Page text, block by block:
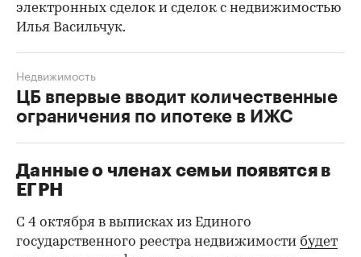
электронных сделок и сделок с недвижимостью
Илья Васильчук.
ЦБ впервые вводит количественные
ограничения по ипотеке в ИЖС
Недвижимость
Данные о членах семьи появятся в
ЕГРН
С 4 октября в выписках из Единого
государственного реестра недвижимости будет